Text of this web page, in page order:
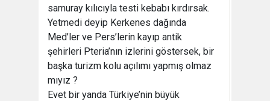
samuray kılıcıyla testi kebabı kırdırsak.
Yetmedi deyip Kerkenes dağında
Med’ler ve Pers’lerin kayıp antik
şehirleri Pteria’nın izlerini göstersek, bir
başka turizm kolu açılımı yapmış olmaz
mıyız ?
Evet bir yanda Türkiye’nin büyük